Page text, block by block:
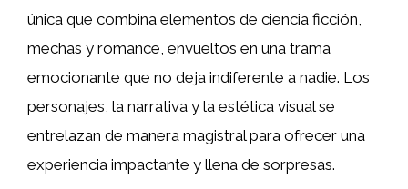
única que combina elementos de ciencia ficción,
mechas y romance, envueltos en una trama
emocionante que no deja indiferente a nadie. Los
personajes, la narrativa y la estética visual se
entrelazan de manera magistral para ofrecer una
experiencia impactante y llena de sorpresas.